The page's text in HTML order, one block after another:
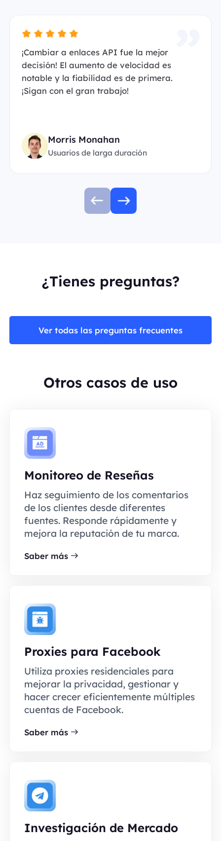
¡Cambiar a enlaces API fue la mejor
decisión! El aumento de velocidad es
notable y la fiabilidad es de primera.
¡Sigan con el gran trabajo!
Morris Monahan
Usuarios de larga duración
¿Tienes preguntas?
Ver todas las preguntas frecuentes
Otros casos de uso
Monitoreo de Reseñas
Haz seguimiento de los comentarios
de los clientes desde diferentes
fuentes. Responde rápidamente y
mejora la reputación de tu marca.
Saber más
Proxies para Facebook
Utiliza proxies residenciales para
mejorar la privacidad, gestionar y
hacer crecer eficientemente múltiples
cuentas de Facebook.
Saber más
Investigación de Mercado